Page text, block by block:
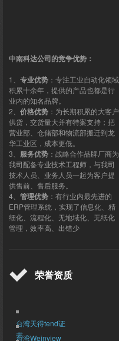
中南科达公司的竞争优势：
1、 专业优势 ：专注工业自动化领域
积累十余年，提供的产品也都是行
业内的知名品牌。
2、 价格优势 ：为长期积累的大客户
供货，交货量大并有特案支持；把
营业部、仓储部和物流部搬迁到龙
华工业区，成本更低。
3、 服务优势 ：战略合作品牌厂商为
我司配备专业技术工程师，与我司
技术人员、业务人员一起为客户提
供售前、售后服务。
4、 管理优势 ：有行业内最先进的
ERP管理系统，实现了信息化、精
细化、流程化、无地域化、无纸化
管理，效率高、出错少
荣誉资质
台湾天得tend证
书
台湾Weinview